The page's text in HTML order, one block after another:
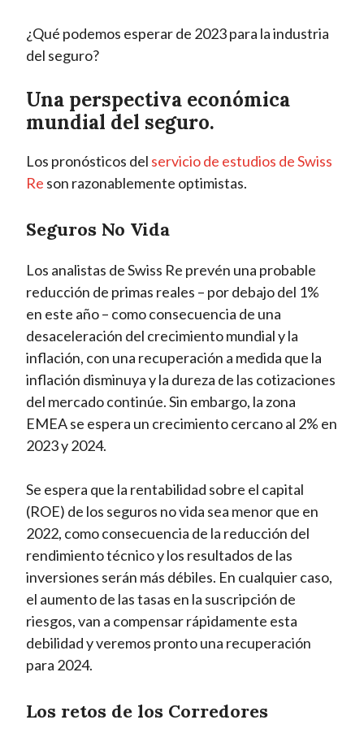
¿Qué podemos esperar de 2023 para la industria
del seguro?
Una perspectiva económica
mundial del seguro.
Los pronósticos del servicio de estudios de Swiss
Re son razonablemente optimistas.
Seguros No Vida
Los analistas de Swiss Re prevén una probable
reducción de primas reales – por debajo del 1%
en este año – como consecuencia de una
desaceleración del crecimiento mundial y la
inflación, con una recuperación a medida que la
inflación disminuya y la dureza de las cotizaciones
del mercado continúe. Sin embargo, la zona
EMEA se espera un crecimiento cercano al 2% en
2023 y 2024.
Se espera que la rentabilidad sobre el capital
(ROE) de los seguros no vida sea menor que en
2022, como consecuencia de la reducción del
rendimiento técnico y los resultados de las
inversiones serán más débiles. En cualquier caso,
el aumento de las tasas en la suscripción de
riesgos, van a compensar rápidamente esta
debilidad y veremos pronto una recuperación
para 2024.
Los retos de los Corredores